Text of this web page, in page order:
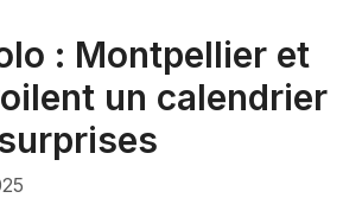
: Montpellier et
un calendrier